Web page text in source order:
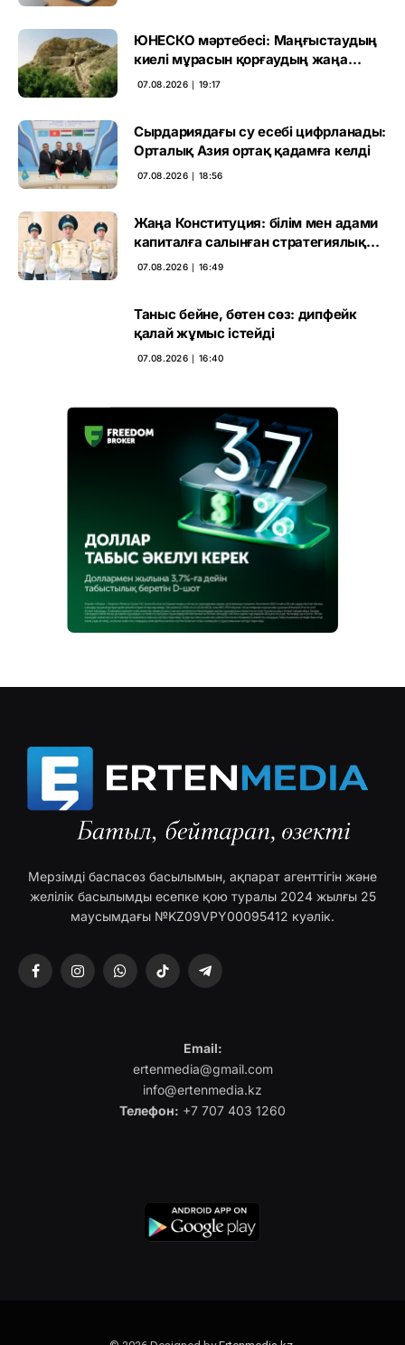
ЮНЕСКО мәртебесі: Маңғыстаудың
киелі мұрасын қорғаудың жаңа
кезеңі басталды
07.08.2026 ∣ 19:17
Сырдариядағы су есебі цифрланады:
Орталық Азия ортақ қадамға келді
07.08.2026 ∣ 18:56
Жаңа Конституция: білім мен адами
капиталға салынған стратегиялық
негіз
07.08.2026 ∣ 16:49
Таныс бейне, бөтен сөз: дипфейк
қалай жұмыс істейді
07.08.2026 ∣ 16:40
Мерзімді баспасөз басылымын, ақпарат агенттігін және
желілік басылымды есепке қою туралы 2024 жылғы 25
маусымдағы №KZ09VPY00095412 куәлік.
FacebookInstagramWhatsAppTikTok Telegram
Email:
ertenmedia@gmail.com
info@ertenmedia.kz
Телефон: +7 707 403 1260